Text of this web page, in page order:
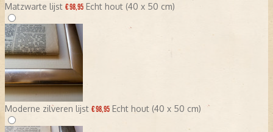
Matzwarte lijst € 98,95 Echt hout (40 x 50 cm)
Moderne zilveren lijst € 98,95 Echt hout (40 x 50 cm)